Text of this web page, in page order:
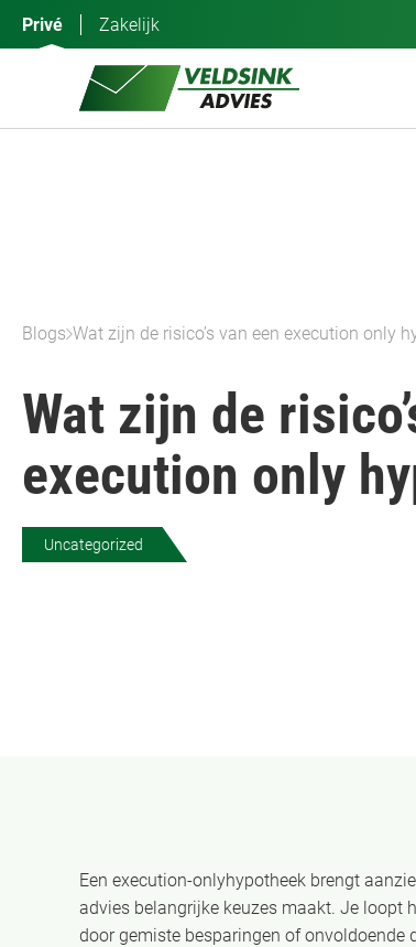
Privé Zakelijk
Blogs Wat zijn de risico’s van een execution only
Wat zijn de
execution only
Uncategorized
Een execution-onlyhypotheek brengt
advies belangrijke keuzes maakt. Je loopt
door gemiste besparingen of onvoldoende